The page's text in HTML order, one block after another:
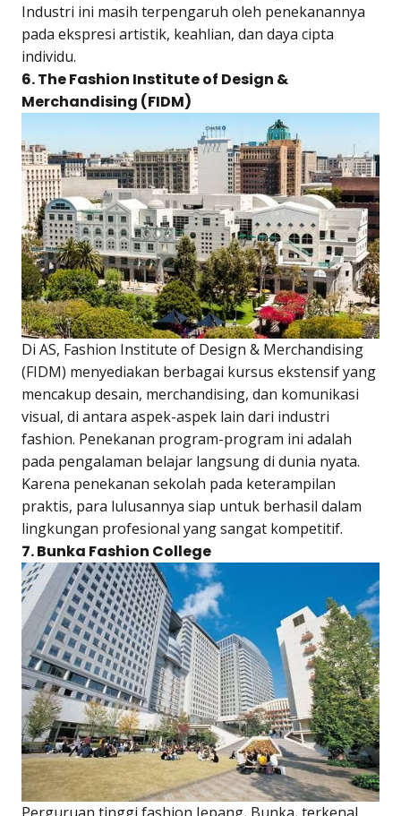
Industri ini masih terpengaruh oleh penekanannya
pada ekspresi artistik, keahlian, dan daya cipta
individu.
6. The Fashion Institute of Design &
Merchandising (FIDM)
Di AS, Fashion Institute of Design & Merchandising
(FIDM) menyediakan berbagai kursus ekstensif yang
mencakup desain, merchandising, dan komunikasi
visual, di antara aspek-aspek lain dari industri
fashion. Penekanan program-program ini adalah
pada pengalaman belajar langsung di dunia nyata.
Karena penekanan sekolah pada keterampilan
praktis, para lulusannya siap untuk berhasil dalam
lingkungan profesional yang sangat kompetitif.
7. Bunka Fashion College